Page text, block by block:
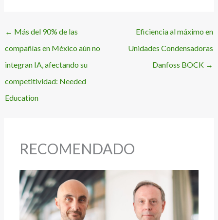
← Más del 90% de las
compañías en México aún no
integran IA, afectando su
competitividad: Needed
Education
Eficiencia al máximo en
Unidades Condensadoras
Danfoss BOCK →
RECOMENDADO